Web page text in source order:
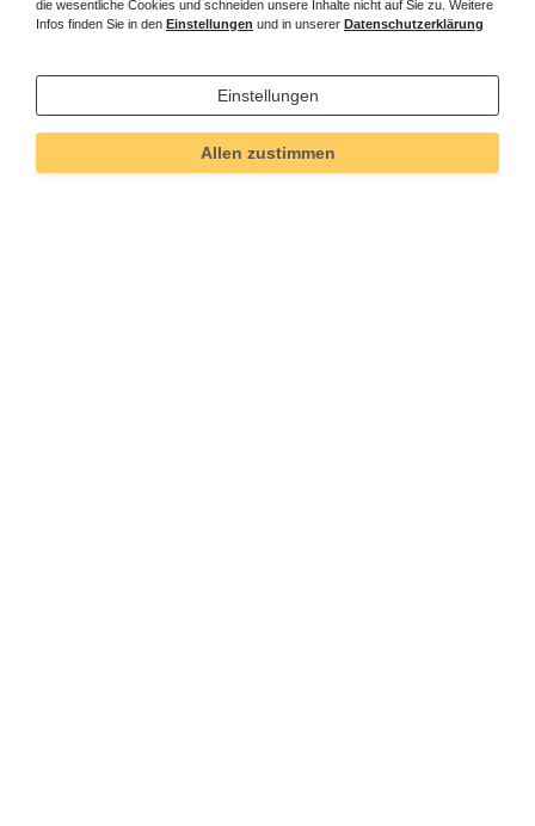
die wesentliche Cookies und schneiden unsere Inhalte nicht auf Sie zu. Weitere
Infos finden Sie in den Einstellungen und in unserer Datenschutzerklärung
Einstellungen
Allen zustimmen